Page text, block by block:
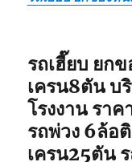
รถเฮี๊ยบ ยก
เครน8ตัน บ
โรงงาน ราค
รถพ่วง 6ล้อ
เครน25ตัน